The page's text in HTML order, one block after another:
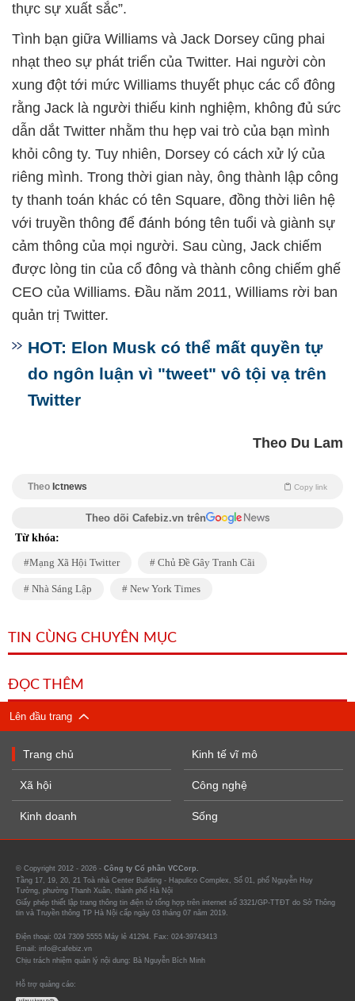
thực sự xuất sắc”.
Tình bạn giữa Williams và Jack Dorsey cũng phai
nhạt theo sự phát triển của Twitter. Hai người còn
xung đột tới mức Williams thuyết phục các cổ đông
rằng Jack là người thiếu kinh nghiệm, không đủ sức
dẫn dắt Twitter nhằm thu hẹp vai trò của bạn mình
khỏi công ty. Tuy nhiên, Dorsey có cách xử lý của
riêng mình. Trong thời gian này, ông thành lập công
ty thanh toán khác có tên Square, đồng thời liên hệ
với truyền thông để đánh bóng tên tuổi và giành sự
cảm thông của mọi người. Sau cùng, Jack chiếm
được lòng tin của cổ đông và thành công chiếm ghế
CEO của Williams. Đầu năm 2011, Williams rời ban
quản trị Twitter.
HOT: Elon Musk có thể mất quyền tự
do ngôn luận vì "tweet" vô tội vạ trên
Twitter
Theo Du Lam
Theo Ictnews Copy link
Theo dõi Cafebiz.vn trên
Từ khóa:
Mạng Xã Hội Twitter Chủ Đề Gây Tranh Cãi
Nhà Sáng Lập New York Times
TIN CÙNG CHUYÊN MỤC
ĐỌC THÊM
Lên đầu trang
Trang chủ
Xã hội
Kinh doanh
Kinh tế vĩ mô
Công nghệ
Sống
© Copyright 2012 - 2026 - Công ty Cổ phần VCCorp.
Tầng 17, 19, 20, 21 Toà nhà Center Building - Hapulico Complex, Số 01, phố Nguyễn Huy
Tưởng, phường Thanh Xuân, thành phố Hà Nội
Giấy phép thiết lập trang thông tin điện tử tổng hợp trên internet số 3321/GP-TTĐT do Sở Thông
tin và Truyền thông TP Hà Nội cấp ngày 03 tháng 07 năm 2019.
Điện thoại: 024 7309 5555 Máy lẻ 41294. Fax: 024-39743413
Email: info@cafebiz.vn
Chịu trách nhiệm quản lý nội dung: Bà Nguyễn Bích Minh
Hỗ trợ quảng cáo: